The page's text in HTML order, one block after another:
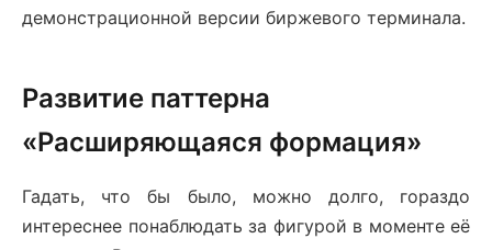
демонстрационной версии биржевого терминала.
Развитие паттерна
«Расширяющаяся формация»
Гадать, что бы было, можно долго, гораздо
интереснее понаблюдать за фигурой в моменте её